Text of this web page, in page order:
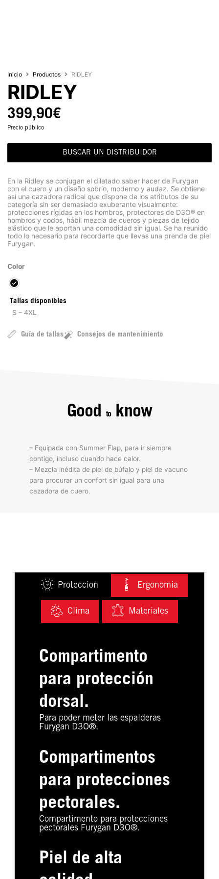
Inicio Productos RIDLEY
RIDLEY
399,90€
Precio público
BUSCAR UN DISTRIBUIDOR
En la Ridley se conjugan el dilatado saber hacer de Furygan
con el cuero y un diseño sobrio, moderno y audaz. Se obtiene
así una cazadora radical que dispone de los atributos de su
categoría sin ser demasiado exuberante visualmente:
protecciones rígidas en los hombros, protectores de D3O® en
hombros y codos, hábil mezcla de cueros y piezas de tejido
elástico que le aportan una comodidad sin igual. Se ha reunido
todo lo necesario para recordarte que llevas una prenda de piel
Furygan.
Color
Tallas disponibles
S – 4XL
Guía de tallas Consejos de mantenimiento
Good toknow
– Equipada con Summer Flap, para ir siempre
contigo, incluso cuando hace calor.
– Mezcla inédita de piel de búfalo y piel de vacuno
para procurar un confort sin igual para una
cazadora de cuero.
Proteccion Ergonomia
Clima Materiales
Compartimento
para protección
dorsal.
Para poder meter las espalderas
Furygan D3O®.
Compartimentos
para protecciones
pectorales.
Compartimento para protecciones
pectorales Furygan D3O®.
Piel de alta